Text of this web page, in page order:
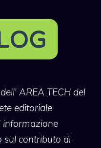
AREA TECH del
editoriale
informazione
sul contributo di